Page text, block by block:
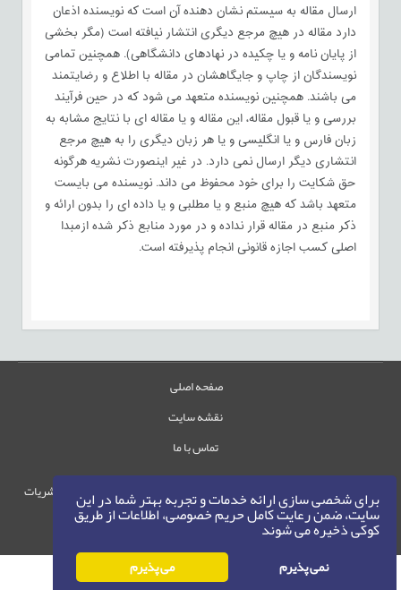
برای شخصی سازی ارائه خدمات و تجربه بهتر شما در این
سایت، ضمن رعایت کامل حریم خصوصی، اطلاعات از طریق
کوکی ذخیره می شوند
نمی پذیرم می پذیرم
ارسال مقاله به سیستم نشان دهنده آن است که نویسنده اذعان
دارد مقاله در هیچ مرجع دیگری انتشار نیافته است (مگر بخشی
از پایان نامه و یا چکیده در نهادهای دانشگاهی). همچنین تمامی
نویسندگان از چاپ و جایگاهشان در مقاله با اطلاع و رضایتمند
می باشند. همچنین نویسنده متعهد می شود که در حین فرآیند
بررسی و یا قبول مقاله، این مقاله و یا مقاله ای با نتایج مشابه به
زبان فارس و یا انگلیسی و یا هر زبان دیگری را به هیچ مرجع
انتشاری دیگر ارسال نمی دارد. در غیر اینصورت نشریه هرگونه
حق شکایت را برای خود محفوظ می داند. نویسنده می بایست
متعهد باشد که هیچ منبع و یا مطلبی و یا داده ای را بدون ارائه و
ذکر منبع در مقاله قرار نداده و در مورد منابع ذکر شده ازمبدا
اصلی کسب اجازه قانونی انجام پذیرفته است.
صفحه اصلی
نقشه سایت
تماس با ما
حقوق این وب‌سایت متعلق به سامانه مدیریت نشریات
رایمگ است.